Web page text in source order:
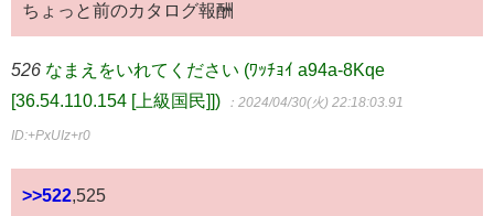
ちょっと前のカタログ報酬
526 なまえをいれてください (ﾜｯﾁｮｲ a94a-8Kqe
[36.54.110.154 [上級国民]])
：2024/04/30(火) 22:18:03.91
ID:+PxUIz+r0
>>522 ,525